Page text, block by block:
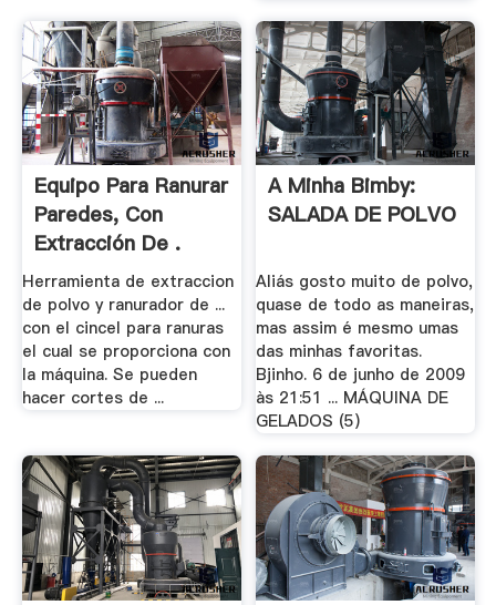
Equipo Para Ranurar
Paredes, Con
Extracción De .
Herramienta de extraccion
de polvo y ranurador de ...
con el cincel para ranuras
el cual se proporciona con
la máquina. Se pueden
hacer cortes de ...
A Minha Bimby:
SALADA DE POLVO
Aliás gosto muito de polvo,
quase de todo as maneiras,
mas assim é mesmo umas
das minhas favoritas.
Bjinho. 6 de junho de 2009
às 21:51 ... MÁQUINA DE
GELADOS (5)